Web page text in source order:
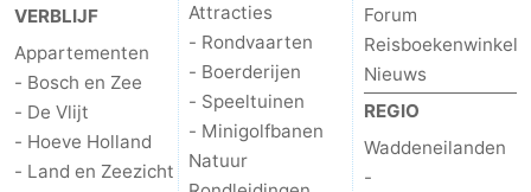
VERBLIJF
Appartementen
- Bosch en Zee
- De Vlijt
- Hoeve Holland
- Land en Zeezicht
Attracties
- Rondvaarten
- Boerderijen
- Speeltuinen
- Minigolfbanen
Natuur
Forum
Reisboekenwinkel
Nieuws
REGIO
Waddeneilanden
-